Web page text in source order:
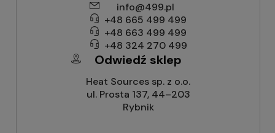
info@499.pl
+48 665 499 499
+48 663 499 499
+48 324 270 499
Odwiedź sklep
Heat Sources sp. z o.o.
ul. Prosta 137, 44–203
Rybnik